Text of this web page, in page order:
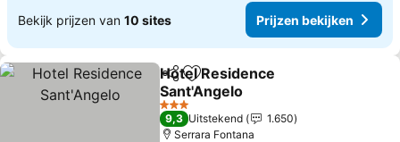
Bekijk prijzen van 10 sites Prijzen bekijken
DelenToevoegen aan favorieten
Hotel Residence
Sant'Angelo
Prijzen bekijken
3 Sterren
9,3 Uitstekend
1.650
Serrara Fontana